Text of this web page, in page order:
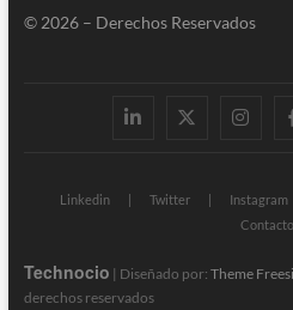
© 2026 – Derechos Reservados
Linkedin
Linkedin Twitter Instagram
Contacto
Technocio | Diseñado por: Theme
derechos reservados